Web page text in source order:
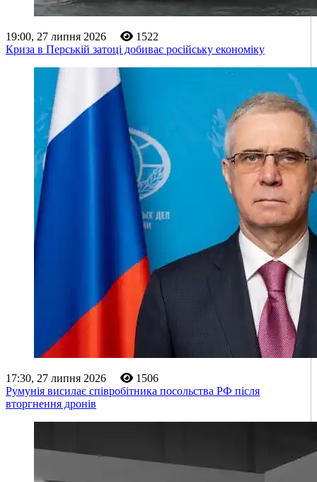
19:00, 27 липня 2026
1522
Криза в Перській затоці добиває російську економіку
17:30, 27 липня 2026
1506
Румунія висилає співробітника посольства РФ після
вторгнення дронів